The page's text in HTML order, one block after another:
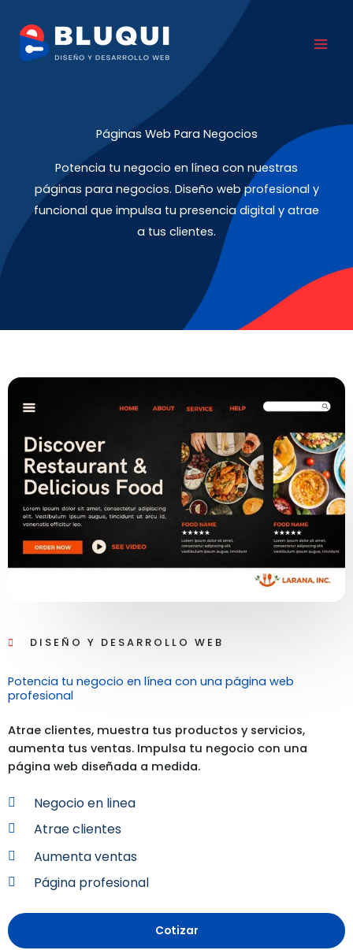
contenido
Páginas Web Para Negocios
Potencia tu negocio en línea con nuestras
páginas para negocios. Diseño web profesional y
funcional que impulsa tu presencia digital y atrae
a tus clientes.
DISEÑO Y DESARROLLO WEB
Potencia tu negocio en línea con una página web
profesional
Atrae clientes, muestra tus productos y servicios,
aumenta tus ventas. Impulsa tu negocio con una
página web diseñada a medida.
Negocio en linea
Atrae clientes
Aumenta ventas
Página profesional
Cotizar